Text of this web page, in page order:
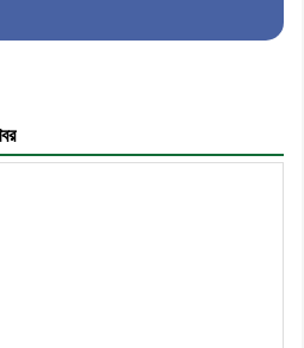
আইন-শৃঙ্খলা কমিটির মাসিক